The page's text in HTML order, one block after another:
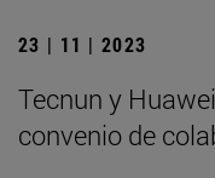
23 | 11 | 2023
Tecnun y
convenio de